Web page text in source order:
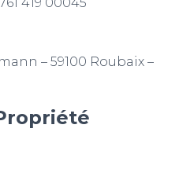
– 59100 Roubaix –